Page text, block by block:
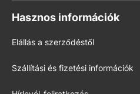
Hasznos információk
Elállás a szerződéstől
Szállítási és fizetési információk